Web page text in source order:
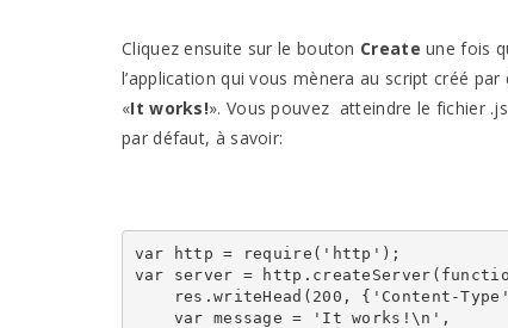
Cliquez ensuite sur le bouton Create une fois
l’application qui vous mènera au script créé
«It works!». Vous pouvez atteindre le fichier
par défaut, à savoir:
var http = require('http');
var server =
res.writeHead(200, {'Content-
    var message = 'It works!\n',